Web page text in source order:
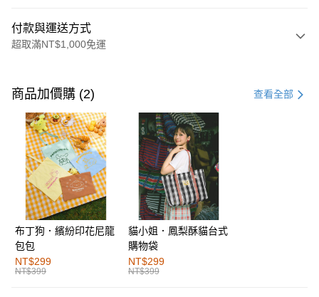
付款與運送方式
超取滿NT$1,000免運
信用卡一次付款
購物金
超商取貨付款
LINE Pay
街口支付
運送方式
全家取貨付款
每筆NT$60，滿NT$1,000(含以上)免運費
商品加價購 (2) 查看全部
布丁狗．繽紛印花尼龍
包包
NT$299
NT$399
貓小姐．鳳梨酥貓台式
購物袋
NT$299
NT$399